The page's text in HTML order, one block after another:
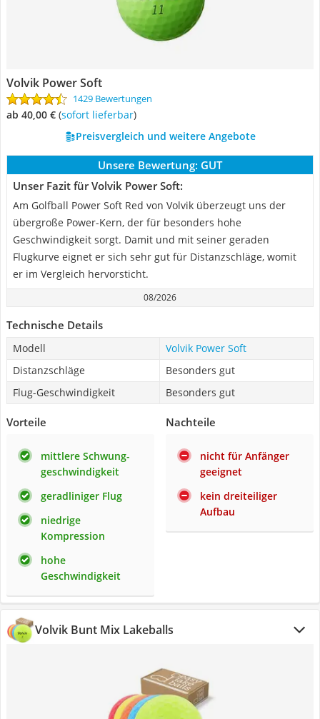
Volvik Power Soft
1429 Bewertungen
ab 40,00 € ( Sofort lieferbar)
Preisvergleich und weitere Angebote
Unsere Bewertung: GUT
Unser Fazit für Volvik Power Soft:
Am Golfball Power Soft Red von Volvik überzeugt uns der
übergroße Power-Kern, der für besonders hohe
Geschwindigkeit sorgt. Damit und mit seiner geraden
Flugkurve eignet er sich sehr gut für Distanzschläge, womit
er im Vergleich hervorsticht.
08/2026
Technische Details
Modell
Volvik Power Soft
Distanzschläge
Besonders gut
Flug-Geschwindigkeit
Besonders gut
Vorteile
mittlere Schwung-
geschwindigkeit
geradliniger Flug
niedrige
Kompression
hohe
Geschwindigkeit
Nachteile
nicht für Anfänger
geeignet
kein dreiteiliger
Aufbau
Volvik Bunt Mix Lakeballs